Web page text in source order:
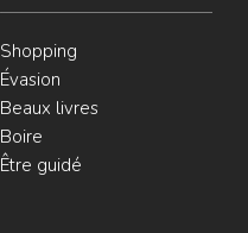
Shopping
Évasion
Beaux livres
Boire
Être guidé